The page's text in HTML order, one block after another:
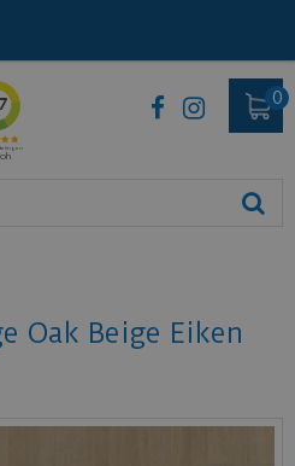
Oak Beige Eiken